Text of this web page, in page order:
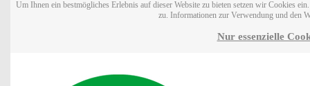
Um Ihnen ein bestmögliches Erlebnis auf dieser Website zu bieten setzen wir Cookies
zu. Informationen zur Verwendung und den
Nur essenzielle